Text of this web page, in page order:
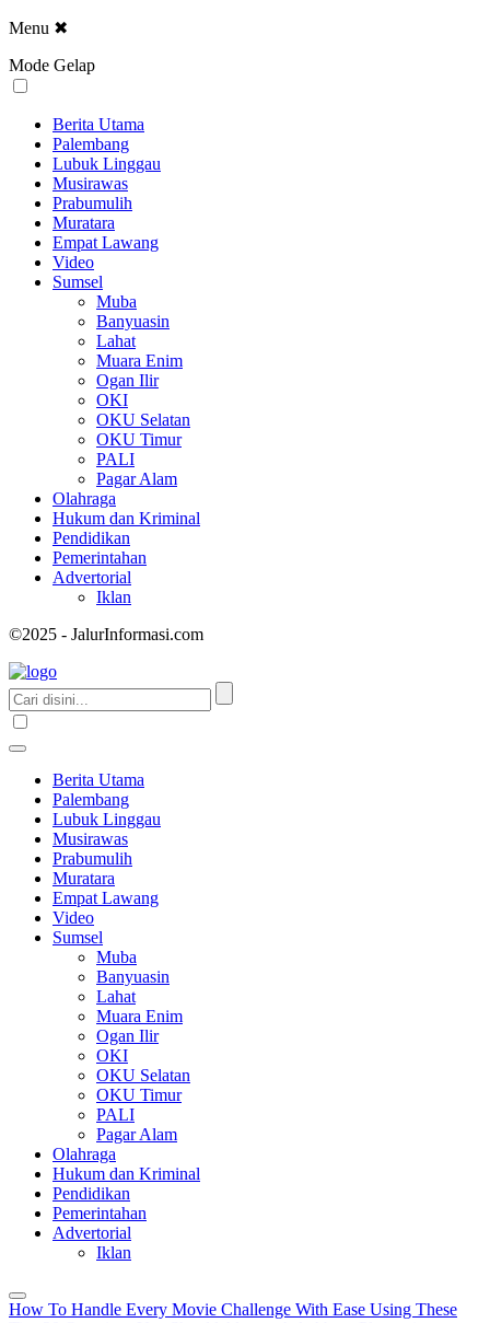
Menu ✖
Mode Gelap
Berita Utama
Palembang
Lubuk Linggau
Musirawas
Prabumulih
Muratara
Empat Lawang
Video
Sumsel
Muba
Banyuasin
Lahat
Muara Enim
Ogan Ilir
OKI
OKU Selatan
OKU Timur
PALI
Pagar Alam
Olahraga
Hukum dan Kriminal
Pendidikan
Pemerintahan
Advertorial
Iklan
©2025 - JalurInformasi.com
Berita Utama
Palembang
Lubuk Linggau
Musirawas
Prabumulih
Muratara
Empat Lawang
Video
Sumsel
Muba
Banyuasin
Lahat
Muara Enim
Ogan Ilir
OKI
OKU Selatan
OKU Timur
PALI
Pagar Alam
Olahraga
Hukum dan Kriminal
Pendidikan
Pemerintahan
Advertorial
Iklan
How To Handle Every Movie Challenge With Ease Using These